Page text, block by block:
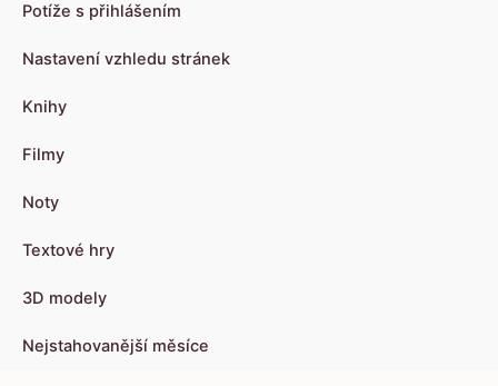
Potíže s přihlášením
Nastavení vzhledu stránek
Knihy
Filmy
Noty
Textové hry
3D modely
Nejstahovanější měsíce